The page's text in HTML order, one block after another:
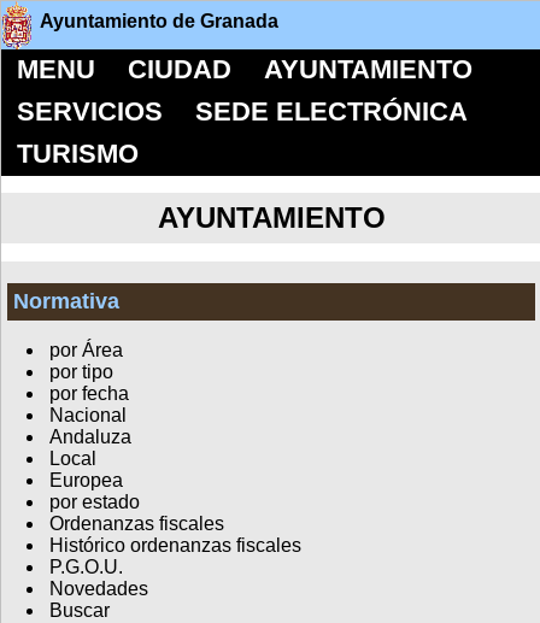
Ayuntamiento de Granada
MENU CIUDAD
AYUNTAMIENTO
SERVICIOS
SEDE ELECTRÓNICA
TURISMO
AYUNTAMIENTO
Normativa
por Área
por tipo
por fecha
Nacional
Andaluza
Local
Europea
por estado
Ordenanzas fiscales
Histórico ordenanzas fiscales
P.G.O.U.
Novedades
Buscar